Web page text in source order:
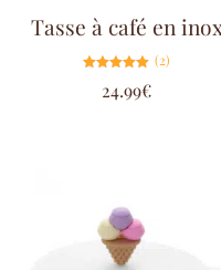
Tasse à café en
5.00
sur 5
(2)
24.99€